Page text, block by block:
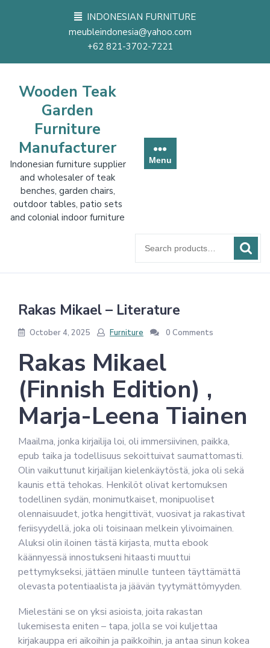
INDONESIAN FURNITURE
meubleindonesia@yahoo.com
+62 821-3702-7221
Wooden Teak
Garden
Furniture
Manufacturer
Indonesian furniture supplier
and wholesaler of teak
benches, garden chairs,
outdoor tables, patio sets
and colonial indoor furniture
Menu
for:
Rakas Mikael – Literature
October 4, 2025 Furniture 0 Comments
Rakas Mikael
(Finnish Edition) ,
Marja-Leena Tiainen
Maailma, jonka kirjailija loi, oli immersiivinen, paikka,
epub taika ja todellisuus sekoittuivat saumattomasti.
Olin vaikuttunut kirjailijan kielenkäytöstä, joka oli sekä
kaunis että tehokas. Henkilöt olivat kertomuksen
todellinen sydän, monimutkaiset, monipuoliset
olennaisuudet, jotka hengittivät, vuosivat ja rakastivat
feriisyydellä, joka oli toisinaan melkein ylivoimainen.
Aluksi olin iloinen tästä kirjasta, mutta ebook
käännyessä innostukseni hitaasti muuttui
pettymykseksi, jättäen minulle tunteen täyttämättä
olevasta potentiaalista ja jäävän tyytymättömyyden.
Mielestäni se on yksi asioista, joita rakastan
lukemisesta eniten – tapa, jolla se voi kuljettaa
kirjakauppa eri aikoihin ja paikkoihin, ja antaa sinun kokea